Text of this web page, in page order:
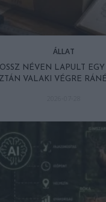
ÁLLAT
NÉVEN LAPULT EGY
VALAKI VÉGRE